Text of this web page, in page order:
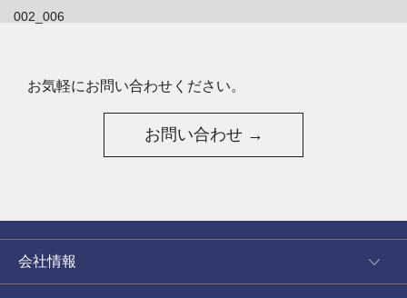
002_006
お気軽にお問い合わせください。
お問い合わせ →
会社情報